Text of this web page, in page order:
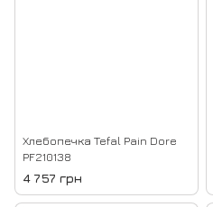
Хлебопечка Tefal Pain Dore
PF210138
4 757 грн